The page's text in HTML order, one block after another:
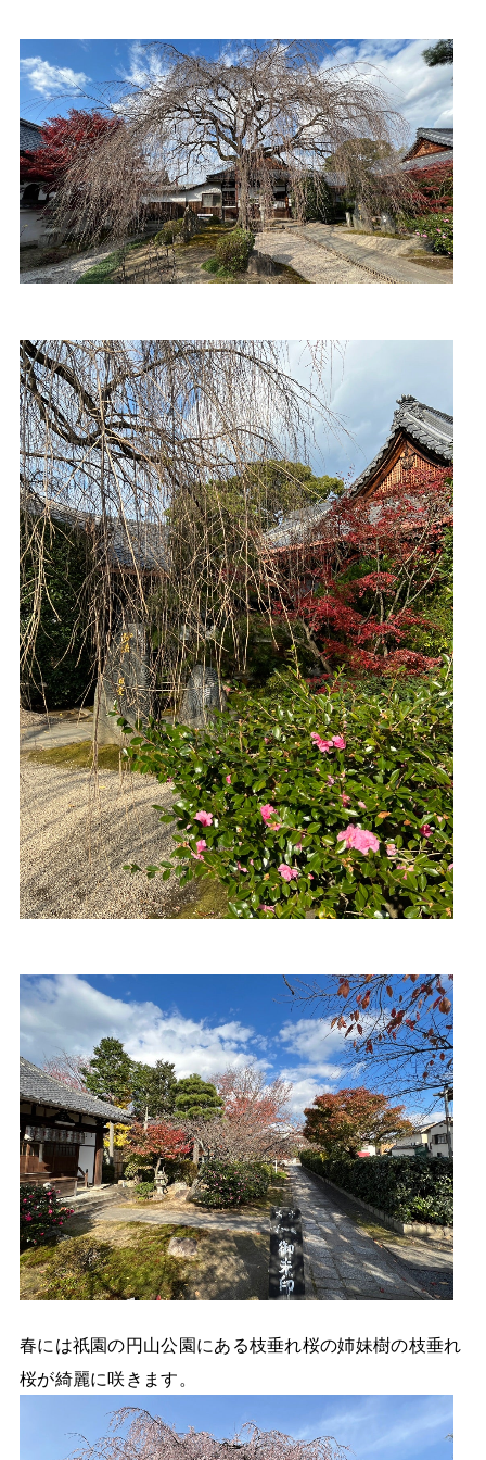
春には祇園の円山公園にある枝垂れ桜の姉妹樹の枝垂れ
桜が綺麗に咲きます。